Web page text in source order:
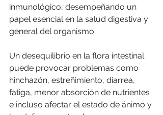
inmunológico, desempeñando un
papel esencial en la salud digestiva y
general del organismo.
Un desequilibrio en la flora intestinal
puede provocar problemas como
hinchazón, estreñimiento, diarrea,
fatiga, menor absorción de nutrientes
e incluso afectar el estado de ánimo y